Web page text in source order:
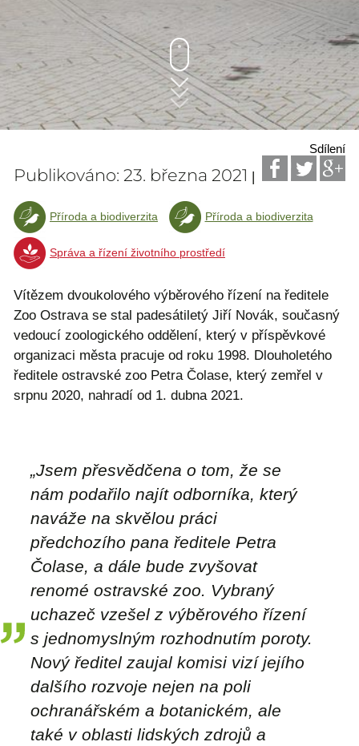
Sdílení
Publikováno: 23. března 2021 |
Příroda a biodiverzita Příroda a biodiverzita
Správa a řízení životního prostředí
Vítězem dvoukolového výběrového řízení na ředitele
Zoo Ostrava se stal padesátiletý Jiří Novák, současný
vedoucí zoologického oddělení, který v příspěvkové
organizaci města pracuje od roku 1998. Dlouholetého
ředitele ostravské zoo Petra Čolase, který zemřel v
srpnu 2020, nahradí od 1. dubna 2021.
„Jsem přesvědčena o tom, že se
nám podařilo najít odborníka, který
naváže na skvělou práci
předchozího pana ředitele Petra
Čolase, a dále bude zvyšovat
renomé ostravské zoo. Vybraný
uchazeč vzešel z výběrového řízení
s jednomyslným rozhodnutím poroty.
Nový ředitel zaujal komisi vizí jejího
dalšího rozvoje nejen na poli
ochranářském a botanickém, ale
také v oblasti lidských zdrojů a